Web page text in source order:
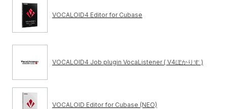
VOCALOID4 Editor for Cubase
VOCALOID4 Job plugin VocaListener ( V4ぼかりす )
VOCALOID Editor for Cubase (NEO)